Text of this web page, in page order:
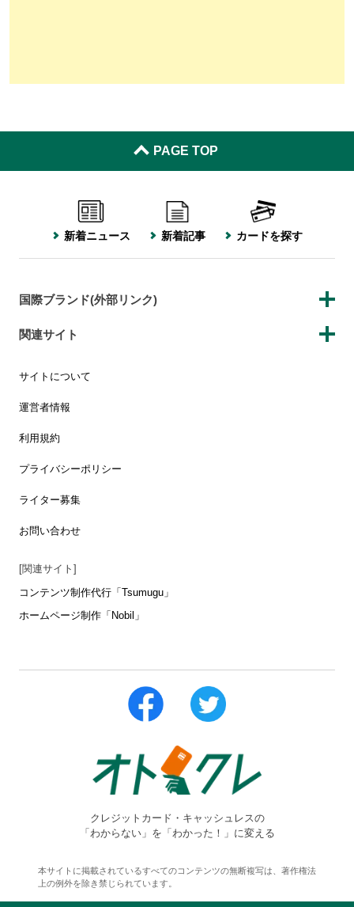
PAGE TOP
新着ニュース 新着記事 カードを探す
国際ブランド(外部リンク)
関連サイト
サイトについて
運営者情報
利用規約
プライバシーポリシー
ライター募集
お問い合わせ
[関連サイト]
コンテンツ制作代行「Tsumugu」
ホームページ制作「Nobil」
クレジットカード・キャッシュレスの
「わからない」を「わかった！」に変える
本サイトに掲載されているすべてのコンテンツの無断複写は、著作権法
上の例外を除き禁じられています。